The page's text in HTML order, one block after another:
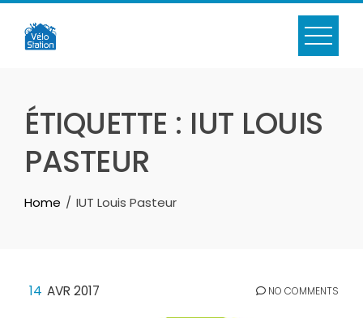
Skip
content
ÉTIQUETTE : IUT LOUIS
PASTEUR
Home IUT Louis Pasteur
14 AVR 2017 NO COMMENTS